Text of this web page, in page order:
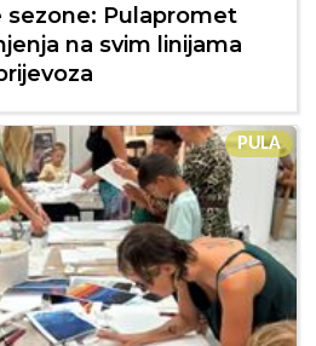
sezone: Pulapromet
na svim linijama
PULA